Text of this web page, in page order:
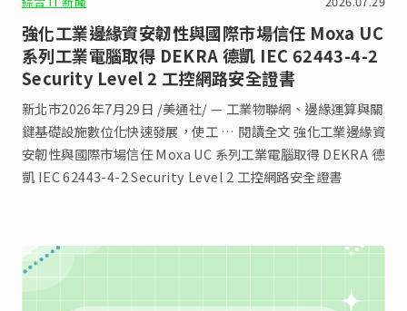
強化工業邊緣資安韌性與國際市場信任 Moxa UC
系列工業電腦取得 DEKRA 德凱 IEC 62443-4-2
Security Level 2 工控網路安全證書
新北市2026年7月29日 /美通社/ — 工業物聯網、邊緣運算與關
鍵基礎設施數位化快速發展，使工 … 閱讀全文 強化工業邊緣資
安韌性與國際市場信任 Moxa UC 系列工業電腦取得 DEKRA 德
凱 IEC 62443-4-2 Security Level 2 工控網路安全證書